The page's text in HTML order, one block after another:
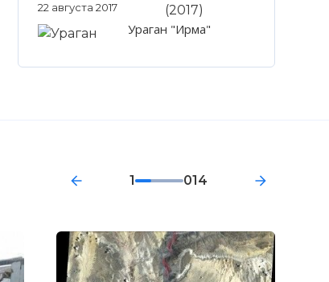
22 августа 2017
Ураган "Ирма"
1 014